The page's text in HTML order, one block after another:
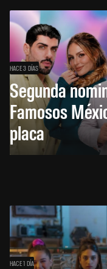
HACE 3 DÍAS
Segunda
Famosos
placa
HACE 1 DÍA